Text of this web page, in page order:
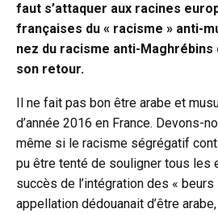
faut s’attaquer aux racines
françaises du « racisme » anti-
nez du racisme anti-
son retour.
Il ne fait pas bon être arabe et
d’année 2016 en France. Devons-
même si le racisme ségrégatif
pu être tenté de souligner tous
succès de l’intégration des «
appellation dédouanait d’être